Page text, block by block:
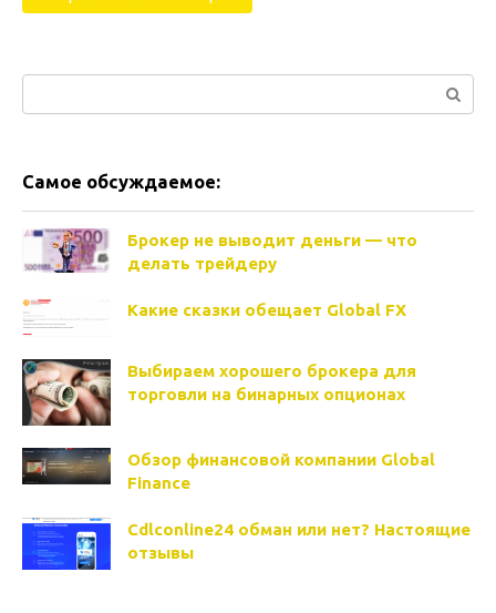
Самое обсуждаемое:
Брокер не выводит деньги — что
делать трейдеру
Какие сказки обещает Global FX
Выбираем хорошего брокера для
торговли на бинарных опционах
Обзор финансовой компании Global
Finance
Cdlconline24 обман или нет? Настоящие
отзывы